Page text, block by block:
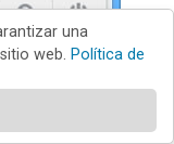
superior
una
web. Política de